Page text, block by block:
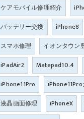
ケアモバイル修理紹介
バッテリー交換
iPhone8
スマホ修理
イオンタウン
iPadAir2
Matepad10.4
iPhone11Pro
iPhone11Pro
液晶画面修理
iPhoneX